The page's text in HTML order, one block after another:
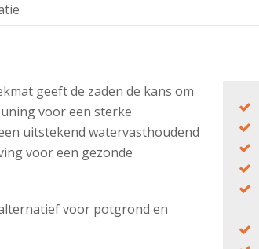
geeft de zaden de kans om
voor een sterke
uitstekend watervasthoudend
voor een gezonde
voor potgrond en